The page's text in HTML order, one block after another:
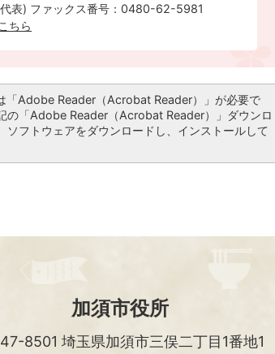
表) ファックス番号：0480-62-5981
ちら
「Adobe Reader（Acrobat Reader）」が必要で
の「Adobe Reader（Acrobat Reader）」ダウンロ
ソフトウェアをダウンロードし、インストールして
加須市役所
8501 埼玉県加須市三俣二丁目1番地1